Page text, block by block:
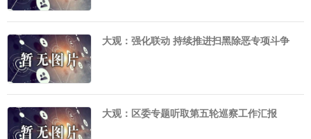
大观：强化联动 持续推进扫黑除恶专项斗争
大观：区委专题听取第五轮巡察工作汇报